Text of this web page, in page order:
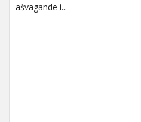
ašvagande i...